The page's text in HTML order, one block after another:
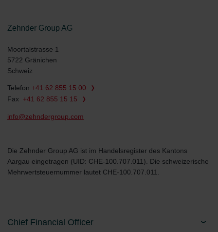
Zehnder Group AG
Moortalstrasse 1
5722 Gränichen
Schweiz
Telefon +41 62 855 15 00
Fax +41 62 855 15 15
info@zehndergroup.com
Die Zehnder Group AG ist im Handelsregister des Kantons
Aargau eingetragen (UID: CHE-100.707.011). Die schweizerische
Mehrwertsteuernummer lautet CHE-100.707.011.
Chief Financial Officer